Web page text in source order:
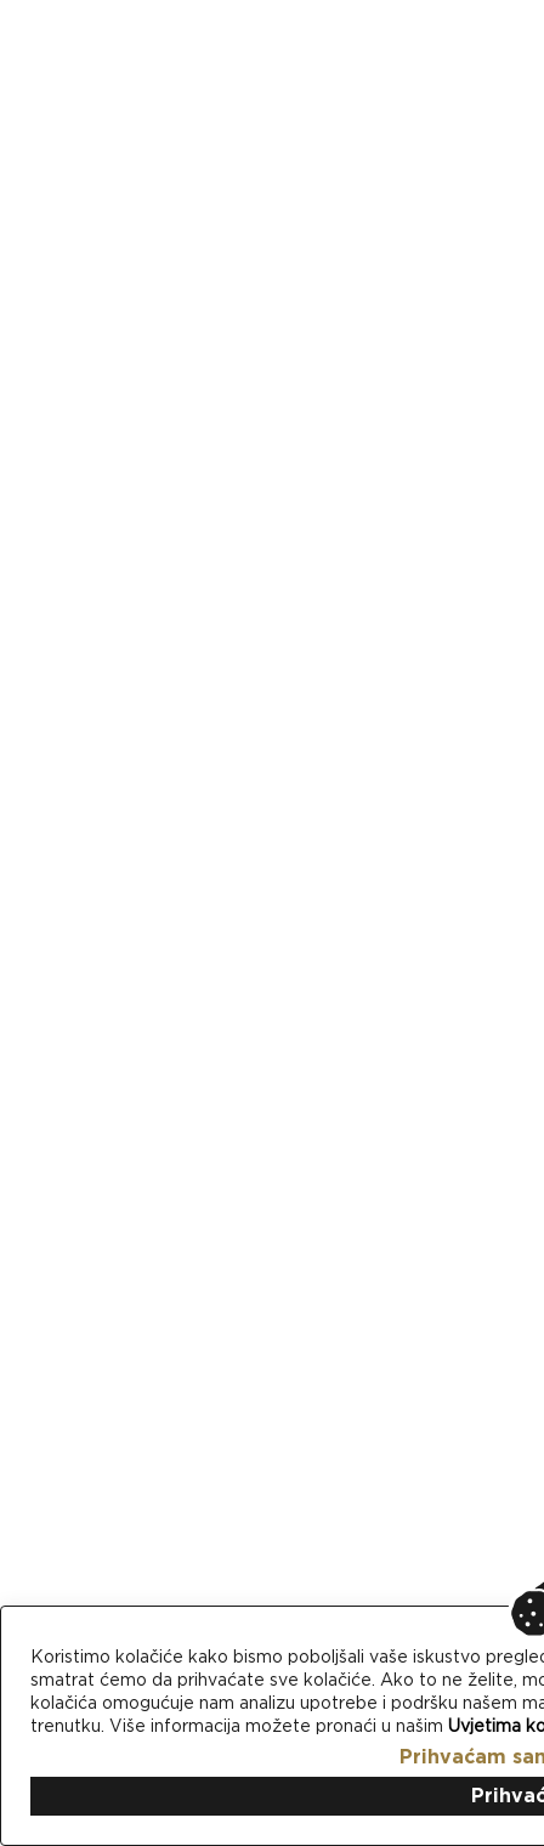
Koristimo kolačiće kako bismo poboljšali vaše iskustvo
smatrat ćemo da prihvaćate sve kolačiće. Ako to ne želite,
kolačića omogućuje nam analizu upotrebe i podršku našem
trenutku. Više informacija možete pronaći u našim Uvjetima
Prihvaćam